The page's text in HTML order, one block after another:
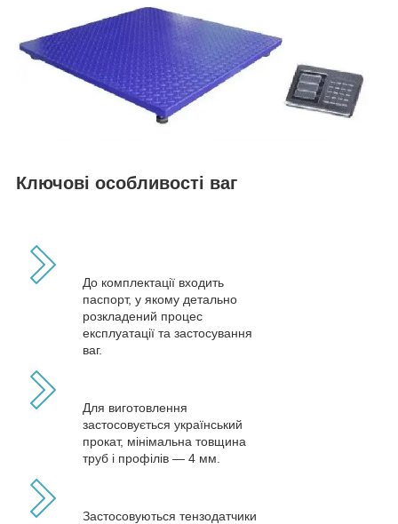
Ключові особливості ваг
До комплектації входить
паспорт, у якому детально
розкладений процес
експлуатації та застосування
ваг.
Для виготовлення
застосовується український
прокат, мінімальна товщина
труб і профілів — 4 мм.
Застосовуються тензодатчики